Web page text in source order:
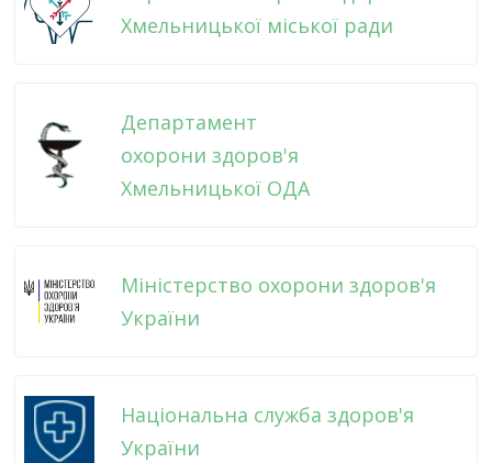
Хмельницької міської ради
Департамент
охорони здоров'я
Хмельницької ОДА
Міністерство охорони здоров'я
України
Національна служба здоров'я
України